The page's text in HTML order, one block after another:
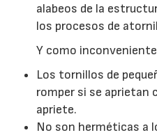
alabeos de la
los procesos de
Y como
Los tornillos de
romper si se aprietan
apriete.
No son herméticas a